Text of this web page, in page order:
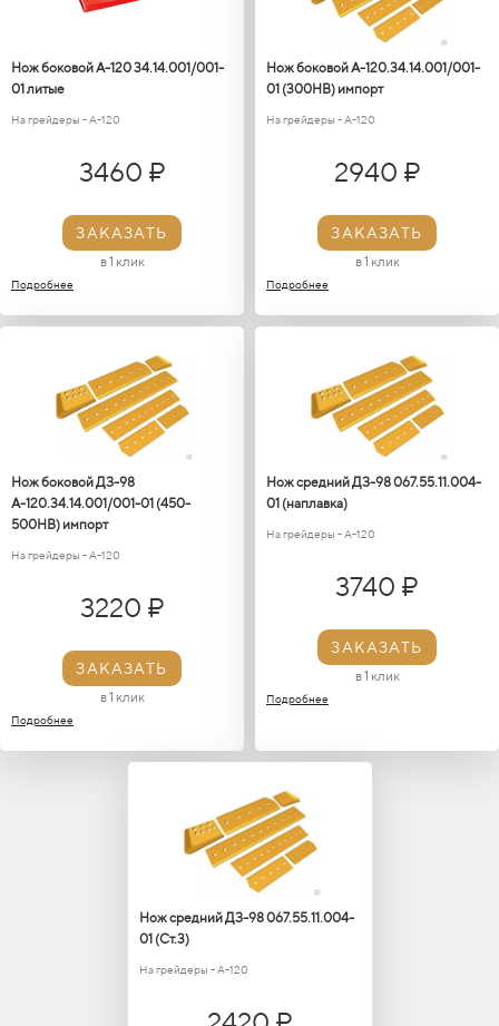
Нож боковой А-120 34.14.001/001-
01 литые
На грейдеры - А-120
3460 ₽
ЗАКАЗАТЬ
в 1 клик
Подробнее
Нож боковой А-120.34.14.001/001-
01 (300НВ) импорт
На грейдеры - А-120
2940 ₽
ЗАКАЗАТЬ
в 1 клик
Подробнее
Нож боковой ДЗ-98
А-120.34.14.001/001-01 (450-
500HB) импорт
На грейдеры - А-120
3220 ₽
ЗАКАЗАТЬ
в 1 клик
Подробнее
Нож средний ДЗ-98 067.55.11.004-
01 (наплавка)
На грейдеры - А-120
3740 ₽
ЗАКАЗАТЬ
в 1 клик
Подробнее
Нож средний ДЗ-98 067.55.11.004-
01 (Ст.3)
На грейдеры - А-120